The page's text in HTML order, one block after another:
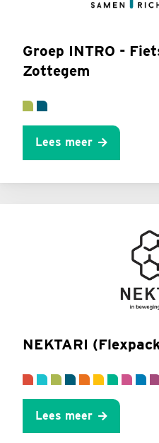
Groep INTRO -
Zottegem
Lees meer
NEKTARI
Lees meer